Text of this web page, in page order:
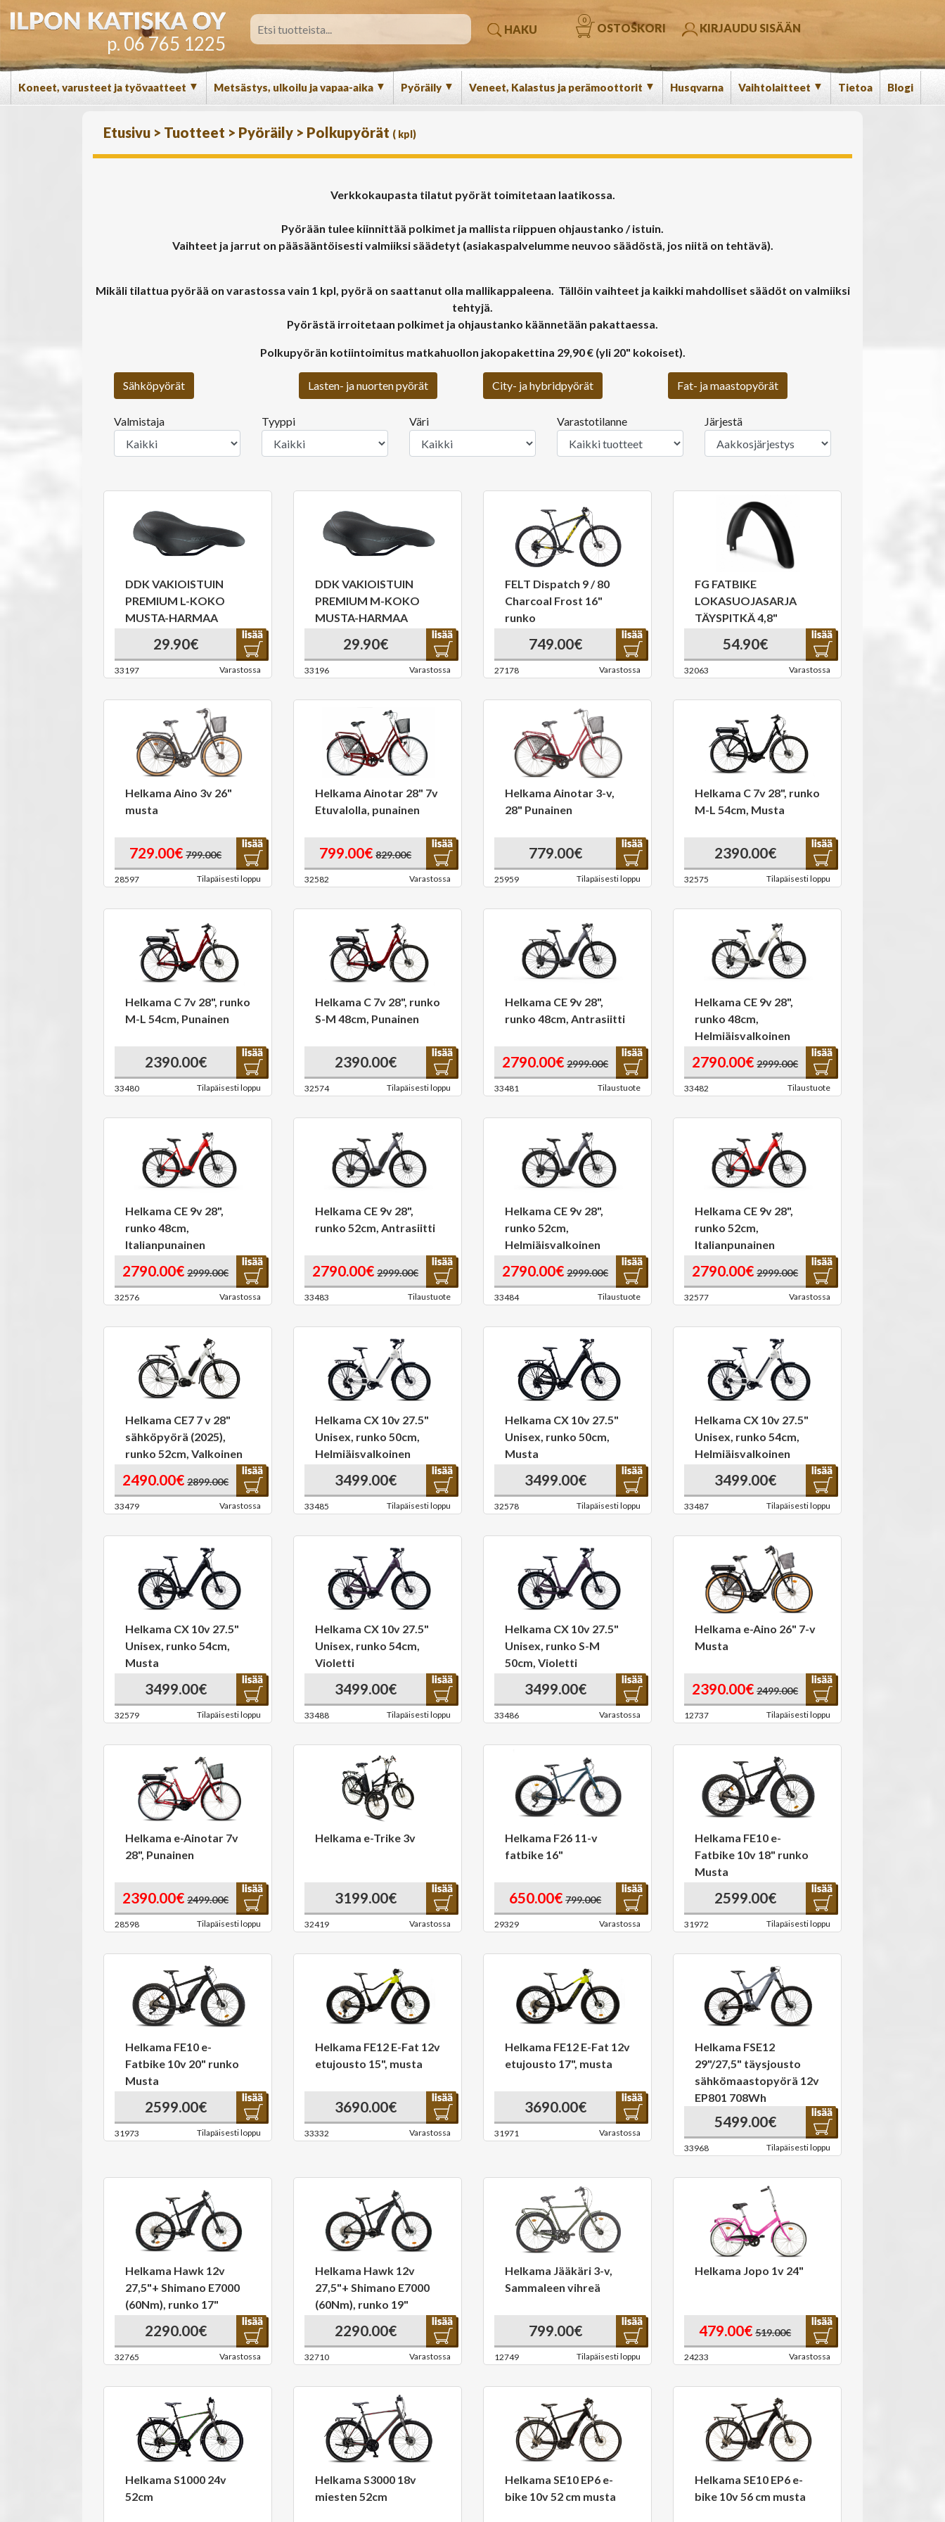
p. 06 765 1225
HAKU OSTOSKORI
0
KIRJAUDU SISÄÄN
Koneet, varusteet ja työvaatteet ▼ Metsästys, ulkoilu ja vapaa-aika ▼ Pyöräily ▼ Veneet, Kalastus ja perämoottorit ▼ Husqvarna Vaihtolaitteet ▼ Tietoa Blogi
Etusivu > Tuotteet > Pyöräily > Polkupyörät ( kpl)
Verkkokaupasta tilatut pyörät toimitetaan laatikossa.
Pyörään tulee kiinnittää polkimet ja mallista riippuen ohjaustanko / istuin.
Vaihteet ja jarrut on pääsääntöisesti valmiiksi säädetyt (asiakaspalvelumme neuvoo säädöstä, jos niitä on tehtävä).
Mikäli tilattua pyörää on varastossa vain 1 kpl, pyörä on saattanut olla mallikappaleena. Tällöin vaihteet ja kaikki mahdolliset säädöt on valmiiksi
tehtyjä.
Pyörästä irroitetaan polkimet ja ohjaustanko käännetään pakattaessa.
Polkupyörän kotiintoimitus matkahuollon jakopakettina 29,90 € (yli 20" kokoiset).
Sähköpyörät Lasten- ja nuorten pyörät City- ja hybridpyörät Fat- ja maastopyörät
Valmistaja Tyyppi Väri Varastotilanne Järjestä
DDK VAKIOISTUIN
PREMIUM L-KOKO
MUSTA-HARMAA
29.90€
33197 Varastossa
DDK VAKIOISTUIN
PREMIUM M-KOKO
MUSTA-HARMAA
29.90€
33196 Varastossa
FELT Dispatch 9 / 80
Charcoal Frost 16"
runko
749.00€
27178 Varastossa
FG FATBIKE
LOKASUOJASARJA
TÄYSPITKÄ 4,8"
54.90€
32063 Varastossa
Helkama Aino 3v 26"
musta
729.00€ 799.00€
28597 Tilapäisesti loppu
Helkama Ainotar 28" 7v
Etuvalolla, punainen
799.00€ 829.00€
32582 Varastossa
Helkama Ainotar 3-v,
28" Punainen
779.00€
25959 Tilapäisesti loppu
Helkama C 7v 28", runko
M-L 54cm, Musta
2390.00€
32575 Tilapäisesti loppu
Helkama C 7v 28", runko
M-L 54cm, Punainen
2390.00€
33480 Tilapäisesti loppu
Helkama C 7v 28", runko
S-M 48cm, Punainen
2390.00€
32574 Tilapäisesti loppu
Helkama CE 9v 28",
runko 48cm, Antrasiitti
2790.00€ 2999.00€
33481 Tilaustuote
Helkama CE 9v 28",
runko 48cm,
Helmiäisvalkoinen
2790.00€ 2999.00€
33482 Tilaustuote
Helkama CE 9v 28",
runko 48cm,
Italianpunainen
2790.00€ 2999.00€
32576 Varastossa
Helkama CE 9v 28",
runko 52cm, Antrasiitti
2790.00€ 2999.00€
33483 Tilaustuote
Helkama CE 9v 28",
runko 52cm,
Helmiäisvalkoinen
2790.00€ 2999.00€
33484 Tilaustuote
Helkama CE 9v 28",
runko 52cm,
Italianpunainen
2790.00€ 2999.00€
32577 Varastossa
Helkama CE7 7 v 28"
sähköpyörä (2025),
runko 52cm, Valkoinen
2490.00€ 2899.00€
33479 Varastossa
Helkama CX 10v 27.5"
Unisex, runko 50cm,
Helmiäisvalkoinen
3499.00€
33485 Tilapäisesti loppu
Helkama CX 10v 27.5"
Unisex, runko 50cm,
Musta
3499.00€
32578 Tilapäisesti loppu
Helkama CX 10v 27.5"
Unisex, runko 54cm,
Helmiäisvalkoinen
3499.00€
33487 Tilapäisesti loppu
Helkama CX 10v 27.5"
Unisex, runko 54cm,
Musta
3499.00€
32579 Tilapäisesti loppu
Helkama CX 10v 27.5"
Unisex, runko 54cm,
Violetti
3499.00€
33488 Tilapäisesti loppu
Helkama CX 10v 27.5"
Unisex, runko S-M
50cm, Violetti
3499.00€
33486 Varastossa
Helkama e-Aino 26" 7-v
Musta
2390.00€ 2499.00€
12737 Tilapäisesti loppu
Helkama e-Ainotar 7v
28", Punainen
2390.00€ 2499.00€
28598 Tilapäisesti loppu
Helkama e-Trike 3v
3199.00€
32419 Varastossa
Helkama F26 11-v
fatbike 16"
650.00€ 799.00€
29329 Varastossa
Helkama FE10 e-
Fatbike 10v 18" runko
Musta
2599.00€
31972 Tilapäisesti loppu
Helkama FE10 e-
Fatbike 10v 20" runko
Musta
2599.00€
31973 Tilapäisesti loppu
Helkama FE12 E-Fat 12v
etujousto 15", musta
3690.00€
33332 Varastossa
Helkama FE12 E-Fat 12v
etujousto 17", musta
3690.00€
31971 Varastossa
Helkama FSE12
29"/27,5" täysjousto
sähkömaastopyörä 12v
EP801 708Wh
5499.00€
33968 Tilapäisesti loppu
Helkama Hawk 12v
27,5"+ Shimano E7000
(60Nm), runko 17"
2290.00€
32765 Varastossa
Helkama Hawk 12v
27,5"+ Shimano E7000
(60Nm), runko 19"
2290.00€
32710 Varastossa
Helkama Jääkäri 3-v,
Sammaleen vihreä
799.00€
12749 Tilapäisesti loppu
Helkama Jopo 1v 24"
479.00€ 519.00€
24233 Varastossa
Helkama S1000 24v
52cm
Helkama S3000 18v
miesten 52cm
Helkama SE10 EP6 e-
bike 10v 52 cm musta
Helkama SE10 EP6 e-
bike 10v 56 cm musta